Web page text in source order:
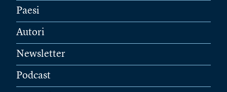
Paesi
Autori
Newsletter
Podcast